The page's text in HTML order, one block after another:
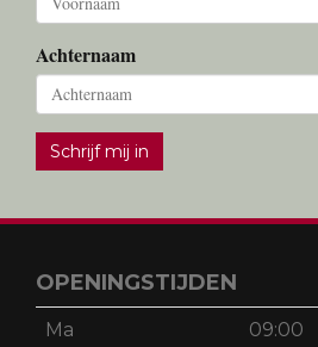
Achternaam
Schrijf mij in
OPENINGSTIJDEN
Ma 09:00